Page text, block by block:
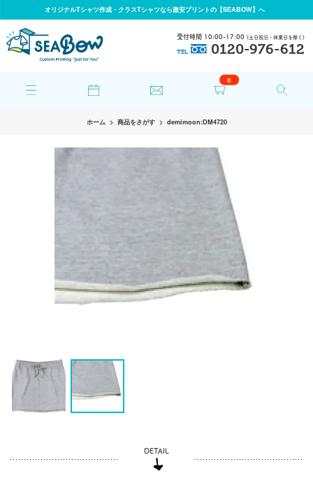
オリジナルTシャツ作成・クラスTシャツなら激安プリントの【SEABOW】へ
0
受付時間 10:00-17:00 (土日祝日・休業日を除く)
TEL 0120-976-612
ホーム 商品をさがす demimoon:DM4720